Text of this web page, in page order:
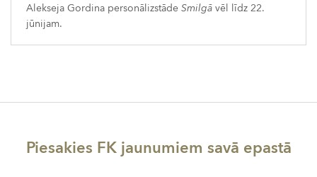
Alekseja Gordina personālizstāde Smilgā vēl līdz 22.
jūnijam.
Piesakies FK jaunumiem savā epastā